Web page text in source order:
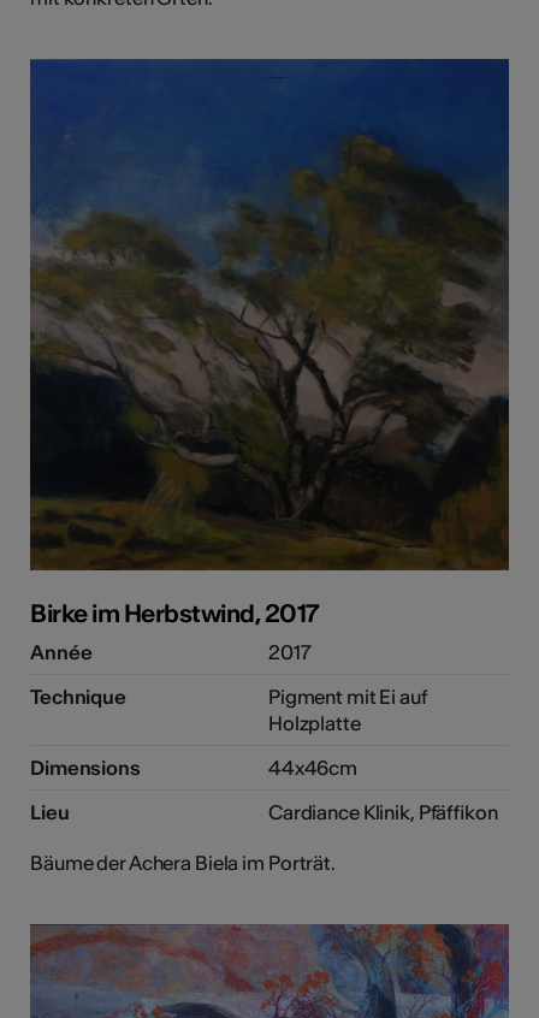
Birke im Herbstwind, 2017
Année
2017
Technique
Pigment mit Ei auf
Holzplatte
Dimensions
44x46cm
Lieu
Cardiance Klinik, Pfäffikon
Bäume der Achera Biela im Porträt.